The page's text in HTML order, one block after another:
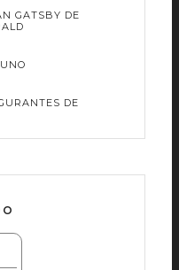
GATSBY DE
DE